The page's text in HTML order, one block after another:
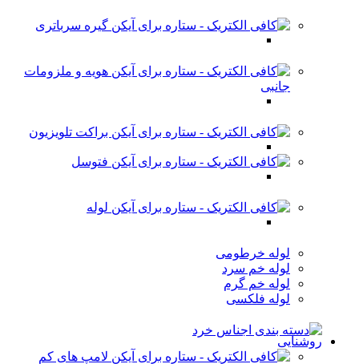
گیره سرباتری
هویه و ملزومات
جانبی
براکت تلویزیون
فتوسل
لوله
لوله خرطومی
لوله خم سرد
لوله خم گرم
لوله فلکسی
روشنایی
لامپ های کم